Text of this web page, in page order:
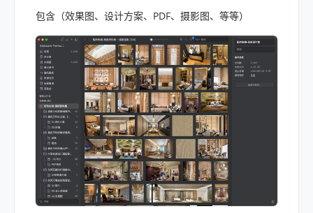
包含（效果图、设计方案、PDF、摄影图、等等）